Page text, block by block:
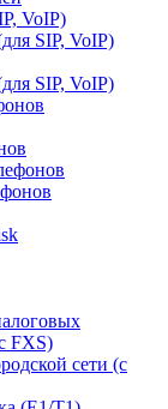
VoIP)
SIP, VoIP)
SIP, VoIP)
FXS)
сети (с